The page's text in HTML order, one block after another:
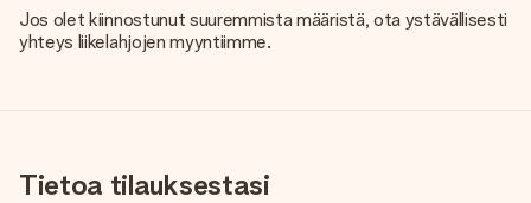
Jos olet kiinnostunut suuremmista määristä, ota ystävällisesti
yhteys liikelahjojen myyntiimme.
Tietoa tilauksestasi